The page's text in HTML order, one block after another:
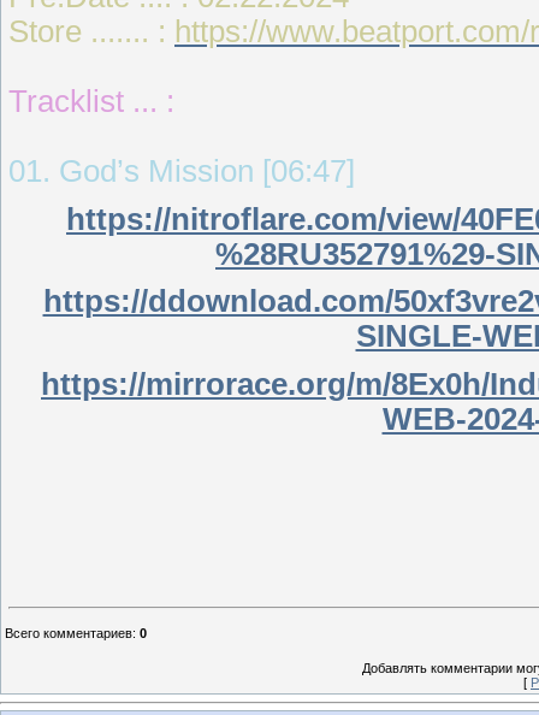
Store ....... : https://
Tracklist ... :
01. God’s Mission [06:47]
https://nitroflare.com/view/
%28RU352791%29-
https://ddownload.com/
SINGLE-
https://mirrorace.org/m/8Ex0h/
WEB-
Всего комментариев: 0
Добавлять комментарии
[